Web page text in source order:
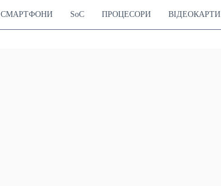
СМАРТФОНИ SoC ПРОЦЕСОРИ ВІДЕОКАРТИ